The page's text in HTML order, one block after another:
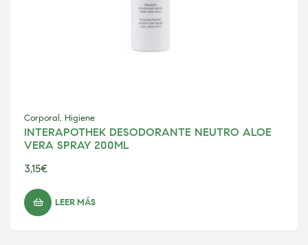
Corporal, Higiene
INTERAPOTHEK DESODORANTE NEUTRO ALOE
VERA SPRAY 200ML
3,15€
LEER MÁS